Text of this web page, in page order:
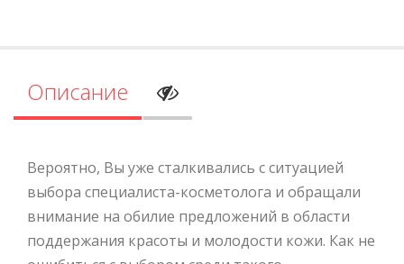
Описание
Вероятно, Вы уже сталкивались с ситуацией
выбора специалиста-косметолога и обращали
внимание на обилие предложений в области
поддержания красоты и молодости кожи. Как не